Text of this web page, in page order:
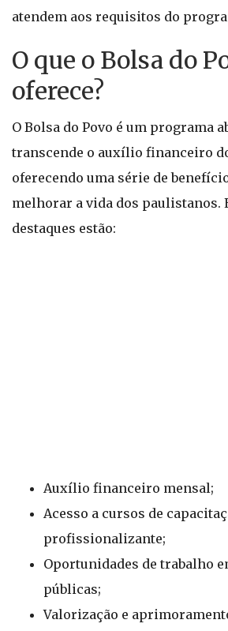
atendem aos requisitos do
O que o Bolsa do
oferece?
O Bolsa do Povo é um programa
transcende o auxílio financeiro
oferecendo uma série de
melhorar a vida dos paulistanos.
destaques estão:
Auxílio financeiro mensal;
Acesso a cursos de
profissionalizante;
Oportunidades de trabalho
públicas;
Valorização e